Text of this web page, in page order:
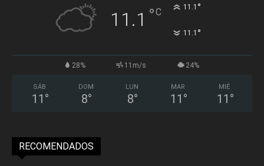
11.1 °C 11.1 °
11.1 °
28% 11m/s 24%
SÁB
11 °
DOM
8°
LUN
8°
MAR
11 °
MIÉ
11 °
RECOMENDADOS